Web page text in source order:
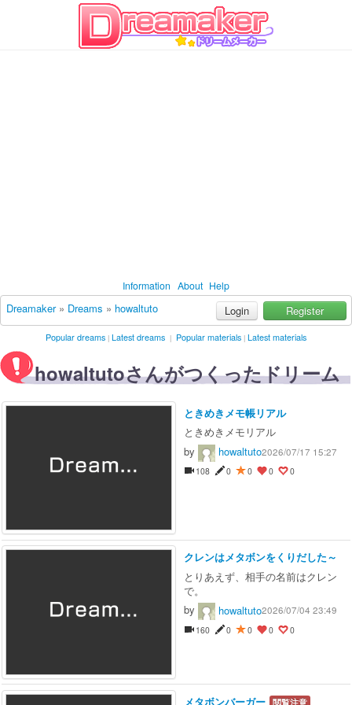
Information About Help
Dreamaker» Dreams » howaltuto Login Register
Popular dreams | Latest dreams | Popular materials | Latest materials
howaltutoさんがつくったドリーム
ときめきメモ帳リアル
ときめきメモリアル
by
howaltuto2026/07/17 15:27
108 0 0 0 0
クレンはメタボンをくりだした～
とりあえず、相手の名前はクレン
で。
by
howaltuto2026/07/04 23:49
160 0 0 0 0
メタボンバーガー 閲覧注意